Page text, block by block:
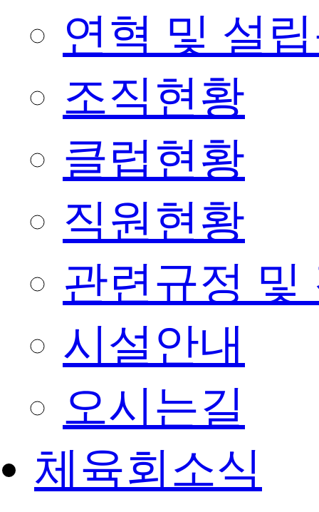
연혁 및 설
조직현황
클럽현황
직원현황
관련규정 및
시설안내
오시는길
체육회소식